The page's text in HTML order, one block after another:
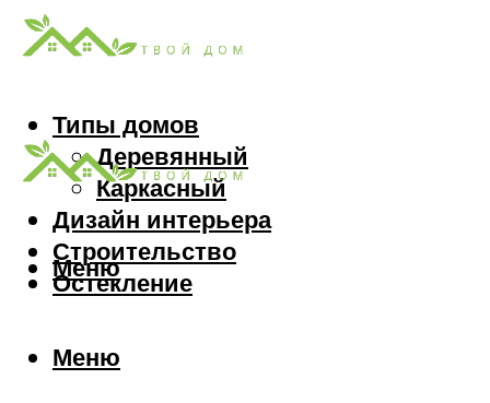
Типы домов
Деревянный
Каркасный
Дизайн интерьера
Строительство
Остекление
Меню
Меню